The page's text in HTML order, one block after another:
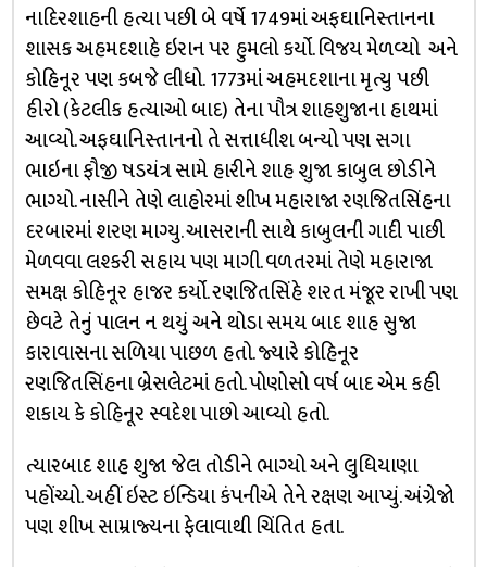
નાદિરશાહની હત્યા પછી બે વર્ષે 1749માં અફઘાનિસ્તાનના
શાસક અહમદશાહે ઇરાન પર હુમલો કર્યો. વિજય મેળવ્યો અને
કોહિનૂર પણ કબજે લીધો. 1773માં અહમદશાના મૃત્યુ પછી
હીરો (કેટલીક હત્યાઓ બાદ) તેના પૌત્ર શાહશુજાના હાથમાં
આવ્યો. અફઘાનિસ્તાનનો તે સત્તાધીશ બન્યો પણ સગા
ભાઇના ફૌજી ષડયંત્ર સામે હારીને શાહ શુજા કાબુલ છોડીને
ભાગ્યો. નાસીને તેણે લાહોરમાં શીખ મહારાજા રણજિતસિંહના
દરબારમાં શરણ માગ્યુ. આસરાની સાથે કાબુલની ગાદી પાછી
મેળવવા લશ્કરી સહાય પણ માગી. વળતરમાં તેણે મહારાજા
સમક્ષ કોહિનૂર હાજર કર્યો. રણજિતસિંહે શરત મંજૂર રાખી પણ
છેવટે તેનું પાલન ન થયું અને થોડા સમય બાદ શાહ સુજા
કારાવાસના સળિયા પાછળ હતો. જ્યારે કોહિનૂર
રણજિતસિંહના બ્રેસલેટમાં હતો. પોણોસો વર્ષ બાદ એમ કહી
શકાય કે કોહિનૂર સ્વદેશ પાછો આવ્યો હતો.
ત્યારબાદ શાહ શુજા જેલ તોડીને ભાગ્યો અને લુધિયાણા
પહોંચ્યો. અહીં ઇસ્ટ ઇન્ડિયા કંપનીએ તેને રક્ષણ આપ્યું. અંગ્રેજો
પણ શીખ સામ્રાજ્યના ફેલાવાથી ચિંતિત હતા.